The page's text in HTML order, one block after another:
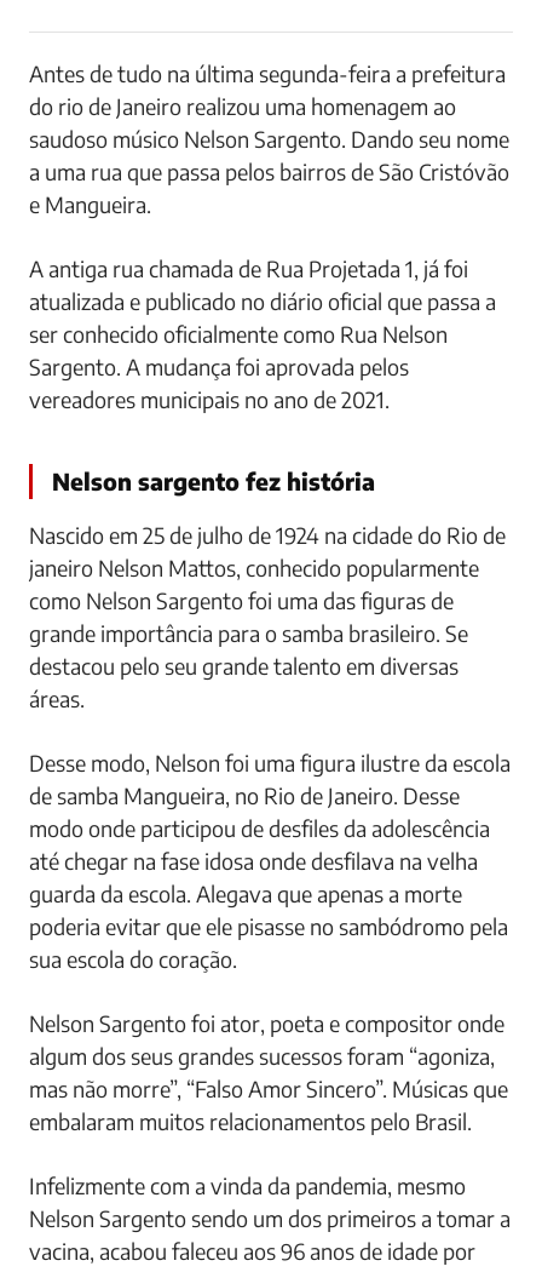
Antes de tudo na última segunda-feira a prefeitura
do rio de Janeiro realizou uma homenagem ao
saudoso músico Nelson Sargento. Dando seu nome
a uma rua que passa pelos bairros de São Cristóvão
e Mangueira.
A antiga rua chamada de Rua Projetada 1, já foi
atualizada e publicado no diário oficial que passa a
ser conhecido oficialmente como Rua Nelson
Sargento. A mudança foi aprovada pelos
vereadores municipais no ano de 2021.
Nelson sargento fez história
Nascido em 25 de julho de 1924 na cidade do Rio de
janeiro Nelson Mattos, conhecido popularmente
como Nelson Sargento foi uma das figuras de
grande importância para o samba brasileiro. Se
destacou pelo seu grande talento em diversas
áreas.
Desse modo, Nelson foi uma figura ilustre da escola
de samba Mangueira, no Rio de Janeiro. Desse
modo onde participou de desfiles da adolescência
até chegar na fase idosa onde desfilava na velha
guarda da escola. Alegava que apenas a morte
poderia evitar que ele pisasse no sambódromo pela
sua escola do coração.
Nelson Sargento foi ator, poeta e compositor onde
algum dos seus grandes sucessos foram “agoniza,
mas não morre”, “Falso Amor Sincero”. Músicas que
embalaram muitos relacionamentos pelo Brasil.
Infelizmente com a vinda da pandemia, mesmo
Nelson Sargento sendo um dos primeiros a tomar a
vacina, acabou faleceu aos 96 anos de idade por